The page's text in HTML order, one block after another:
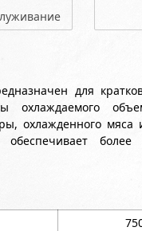
для
охлаждаемого
охлажденного
более